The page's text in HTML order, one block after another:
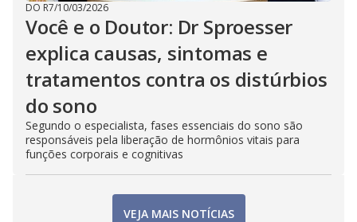
DO R7/10/03/2026
Você e o Doutor: Dr Sproesser
explica causas, sintomas e
tratamentos contra os distúrbios
do sono
Segundo o especialista, fases essenciais do sono são
responsáveis pela liberação de hormônios vitais para
funções corporais e cognitivas
VEJA MAIS NOTÍCIAS